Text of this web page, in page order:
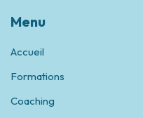
Menu
Accueil
Formations
Coaching